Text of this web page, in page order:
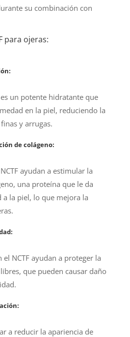
su combinación con
para ojeras:
un potente hidratante que
en la piel, reduciendo la
y arrugas.
de colágeno:
ayudan a estimular la
una proteína que le da
a la piel, lo que mejora la
NCTF ayudan a proteger la
que pueden causar daño
a reducir la apariencia de